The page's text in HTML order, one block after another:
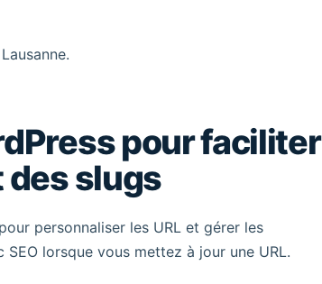
pour faciliter
des slugs
pour personnaliser les URL et gérer les
lorsque vous mettez à jour une URL.